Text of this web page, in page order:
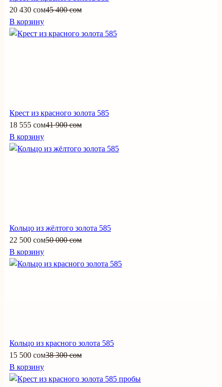
20 430 сом45 400 сом
В корзину
Крест из красного золота 585
18 555 сом41 900 сом
В корзину
Кольцо из жёлтого золота 585
22 500 сом50 000 сом
В корзину
Кольцо из красного золота 585
15 500 сом38 300 сом
В корзину